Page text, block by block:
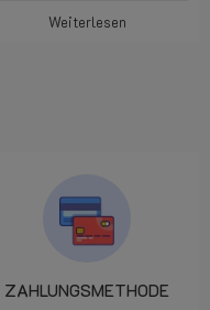
Weiterlesen
ZAHLUNGSMETHODE